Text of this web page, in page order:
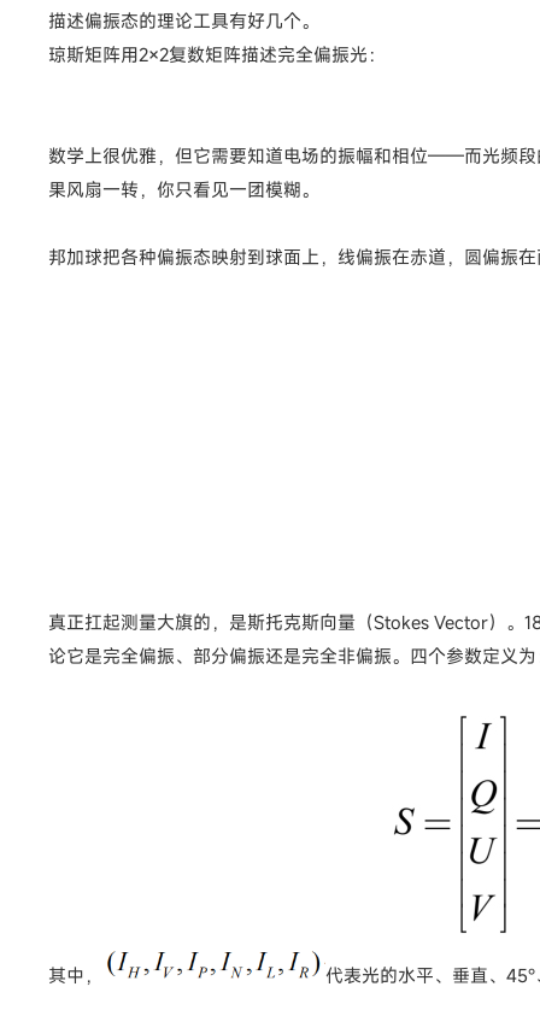
描述偏振态的理论工具有好几个。
琼斯矩阵用2×2复数矩阵描述完全偏振光：
数学上很优雅，但它需要知道电场的振幅和相位——而光频段
果风扇一转，你只看见一团模糊。
邦加球把各种偏振态映射到球面上，线偏振在赤道，圆偏
真正扛起测量大旗的，是斯托克斯向量（Stokes Vector）
论它是完全偏振、部分偏振还是完全非偏振。四个参数定义
其中， 代表光的水平、垂直、